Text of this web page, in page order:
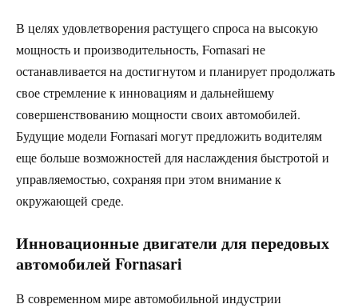
В целях удовлетворения растущего спроса на высокую
мощность и производительность, Fornasari не
останавливается на достигнутом и планирует продолжать
свое стремление к инновациям и дальнейшему
совершенствованию мощности своих автомобилей.
Будущие модели Fornasari могут предложить водителям
еще больше возможностей для наслаждения быстротой и
управляемостью, сохраняя при этом внимание к
окружающей среде.
Инновационные двигатели для передовых
автомобилей Fornasari
В современном мире автомобильной индустрии